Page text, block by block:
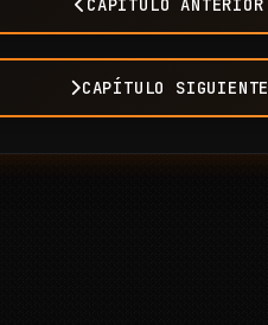
CAPÍTULO ANTERIOR
CAPÍTULO SIGUIENTE